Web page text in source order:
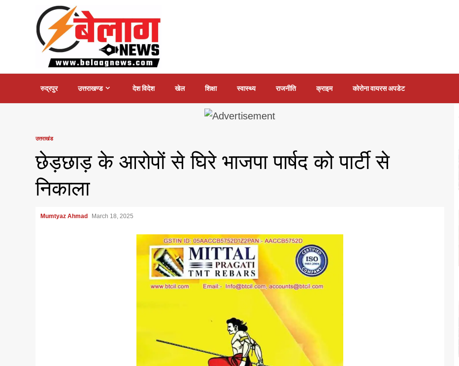
रुद्रपुर उत्तराखण्ड देश विदेश खेल शिक्षा स्वास्थ्य राजनीति क्राइम कोरोना वायरस अपडेट
उत्तराखंड
छेड़छाड़ के आरोपों से घिरे भाजपा पार्षद को पार्टी से
निकाला
Mumtyaz Ahmad March 18, 2025